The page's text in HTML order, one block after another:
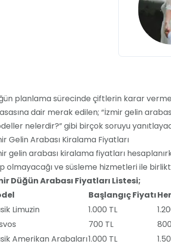
planlama sürecinde çiftlerin karar
dair merak edilen; “İzmir gelin
nelerdir?” gibi birçok soruyu
Gelin Arabası Kiralama Fiyatları
gelin arabası kiralama fiyatları
olmayacağı ve süsleme hizmetleri ile
Düğün Arabası Fiyatları Listesi;
Başlangıç Fiyatı
Limuzin
1.000 TL
700 TL
Amerikan Arabaları1.000 TL